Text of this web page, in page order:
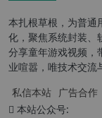
本扎根草根，为普通
化，聚焦系统封装、
分享童年游戏视频，
业喧嚣，唯技术交流
私信本站 广告合作
本站公众号: